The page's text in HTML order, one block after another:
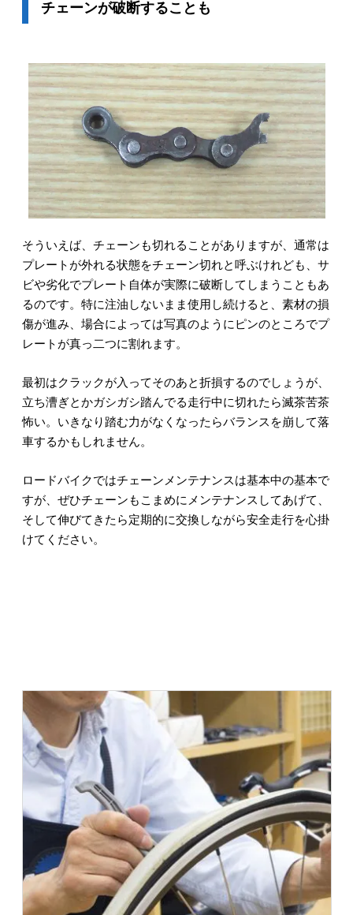
チェーンが破断することも
そういえば、チェーンも切れることがありますが、通常は
プレートが外れる状態をチェーン切れと呼ぶけれども、サ
ビや劣化でプレート自体が実際に破断してしまうこともあ
るのです。特に注油しないまま使用し続けると、素材の損
傷が進み、場合によっては写真のようにピンのところでプ
レートが真っ二つに割れます。
最初はクラックが入ってそのあと折損するのでしょうが、
立ち漕ぎとかガシガシ踏んでる走行中に切れたら滅茶苦茶
怖い。いきなり踏む力がなくなったらバランスを崩して落
車するかもしれません。
ロードバイクではチェーンメンテナンスは基本中の基本で
すが、ぜひチェーンもこまめにメンテナンスしてあげて、
そして伸びてきたら定期的に交換しながら安全走行を心掛
けてください。